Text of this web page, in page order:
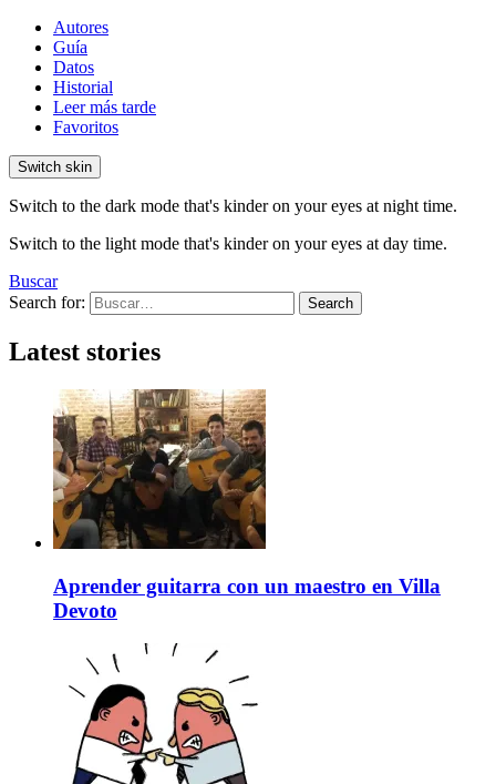
Autores
Guía
Datos
Historial
Leer más tarde
Favoritos
Switch skin
Switch to the dark mode that's kinder on your eyes at night time.
Switch to the light mode that's kinder on your eyes at day time.
Buscar
Search for:
Search
Latest stories
Aprender guitarra con un maestro en Villa
Devoto